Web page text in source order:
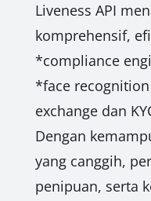
Liveness API
komprehensif,
*compliance
*face
exchange dan
Dengan
yang canggih,
penipuan, serta